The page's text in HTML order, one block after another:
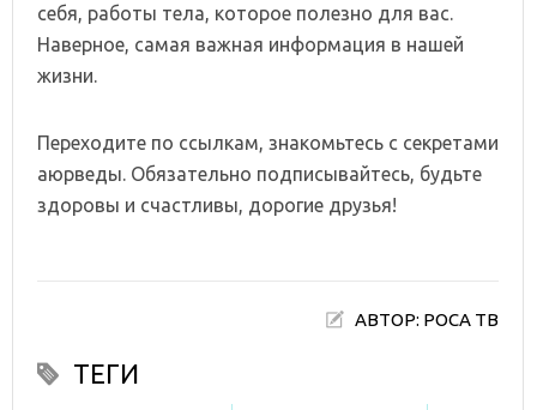
себя, работы тела, которое полезно для вас.
Наверное, самая важная информация в нашей
жизни.
Переходите по ссылкам, знакомьтесь с секретами
аюрведы. Обязательно подписывайтесь, будьте
здоровы и счастливы, дорогие друзья!
АВТОР: РОСА ТВ
ТЕГИ